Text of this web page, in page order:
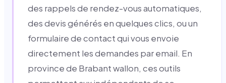
des rappels de rendez-vous automatiques,
des devis générés en quelques clics, ou un
formulaire de contact qui vous envoie
directement les demandes par email. En
province de Brabant wallon, ces outils